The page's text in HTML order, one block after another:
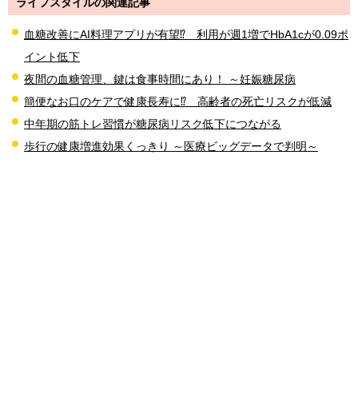
ライフスタイルの関連記事
血糖改善にAI料理アプリが有望⁉ 利用が週1増でHbA1cが0.09ポ
イント低下
夜間の血糖管理、鍵は食事時間にあり！ ～妊娠糖尿病
簡便なお口のケアで健康長寿に⁉ 高齢者の死亡リスクが低減
中年期の筋トレ習慣が糖尿病リスク低下につながる
歩行の健康増進効果くっきり ～医療ビッグデータで判明～